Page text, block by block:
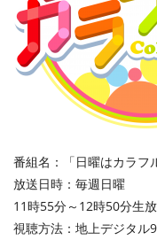
番組名：「日曜はカラフ
放送日時：毎週日曜
11時55分～12時50分生
視聴方法：地上デジタル